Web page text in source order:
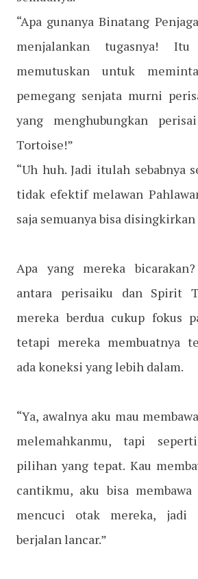
“Apa gunanya Binatang
menjalankan tugasnya! Itu
memutuskan untuk
pemegang senjata murni
yang menghubungkan
Tortoise!”
“Uh huh. Jadi itulah sebabnya
tidak efektif melawan
saja semuanya bisa
Apa yang mereka
antara perisaiku dan Spirit
mereka berdua cukup fokus
tetapi mereka membuatnya
ada koneksi yang lebih dalam.
“Ya, awalnya aku mau
melemahkanmu, tapi
pilihan yang tepat. Kau
cantikmu, aku bisa
mencuci otak mereka, jadi
berjalan lancar.”